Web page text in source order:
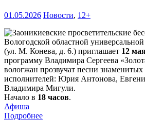
01.05.2026 Новости, 12+
Вологодской областной
(ул. М. Конева, д. 6.) приглашает 12
программу Владимира Сергеева
вологжан прозвучат песни
исполнителей: Юрия Антонова,
Владимира Мигули.
Начало в 18 часов.
Афиша
Подробнее